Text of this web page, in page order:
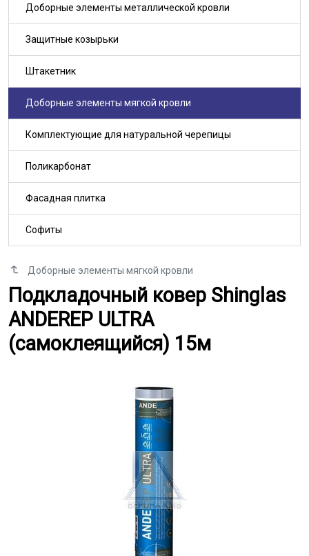
Доборные элементы мягкой кровли
Подкладочный ковер Shinglas
Подкладочный ковер Shinglas
ANDEREP ULTRA
(самоклеящийся) 15м
Доборные элементы металлической кровли
Защитные козырьки
Штакетник
Доборные элементы мягкой кровли
Комплектующие для натуральной черепицы
Поликарбонат
Фасадная плитка
Софиты